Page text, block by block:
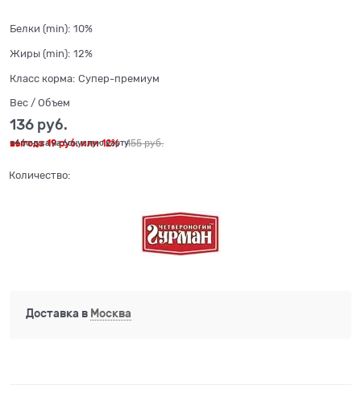
Белки (min): 10%
Жиры (min): 12%
Класс корма: Супер-премиум
Вес / Объем
155 руб.
136 руб.
выгода19 руб.или12%
+4 бонуса на бонусную карту
Количество:
Доставка в Москва